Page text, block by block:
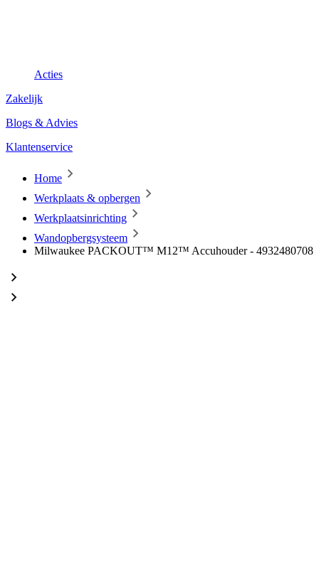
Acties
Zakelijk
Blogs & Advies
Klantenservice
Home
Werkplaats & opbergen
Werkplaatsinrichting
Wandopbergsysteem
Milwaukee PACKOUT™ M12™ Accuhouder - 4932480708